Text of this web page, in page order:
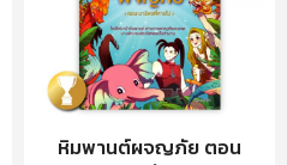
หิมพานต์ผจญภัย ตอน